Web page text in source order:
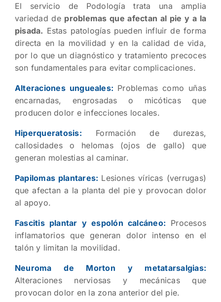
El servicio de Podología trata una amplia
variedad de problemas que afectan al pie y a la
pisada. Estas patologías pueden influir de forma
directa en la movilidad y en la calidad de vida,
por lo que un diagnóstico y tratamiento precoces
son fundamentales para evitar complicaciones.
Alteraciones ungueales: Problemas como uñas
encarnadas, engrosadas o micóticas que
producen dolor e infecciones locales.
Hiperqueratosis: Formación de durezas,
callosidades o helomas (ojos de gallo) que
generan molestias al caminar.
Papilomas plantares: Lesiones víricas (verrugas)
que afectan a la planta del pie y provocan dolor
al apoyo.
Fascitis plantar y espolón calcáneo: Procesos
inflamatorios que generan dolor intenso en el
talón y limitan la movilidad.
Neuroma de Morton y metatarsalgias:
Alteraciones nerviosas y mecánicas que
provocan dolor en la zona anterior del pie.